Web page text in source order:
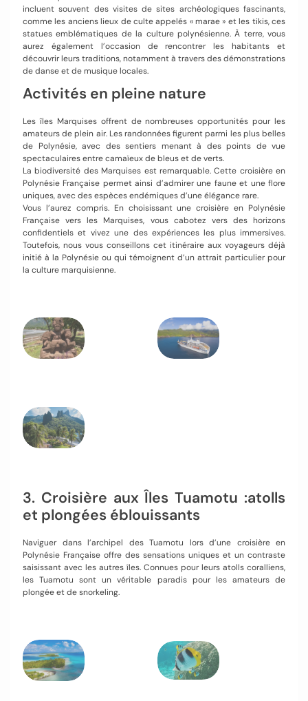
incluent souvent des visites de sites archéologiques fascinants,
comme les anciens lieux de culte appelés « marae » et les tikis, ces
statues emblématiques de la culture polynésienne. À terre, vous
aurez également l’occasion de rencontrer les habitants et
découvrir leurs traditions, notamment à travers des démonstrations
de danse et de musique locales.
Activités en pleine nature
Les îles Marquises offrent de nombreuses opportunités pour les
amateurs de plein air. Les randonnées figurent parmi les plus belles
de Polynésie, avec des sentiers menant à des points de vue
spectaculaires entre camaïeux de bleus et de verts.
La biodiversité des Marquises est remarquable. Cette croisière en
Polynésie Française permet ainsi d’admirer une faune et une flore
uniques, avec des espèces endémiques d’une élégance rare.
Vous l’aurez compris. En choisissant une croisière en Polynésie
Française vers les Marquises, vous cabotez vers des horizons
confidentiels et vivez une des expériences les plus immersives.
Toutefois, nous vous conseillons cet itinéraire aux voyageurs déjà
initié à la Polynésie ou qui témoignent d’un attrait particulier pour
la culture marquisienne.
3. Croisière aux Îles Tuamotu :atolls
et plongées éblouissants
Naviguer dans l’archipel des Tuamotu lors d’une croisière en
Polynésie Française offre des sensations uniques et un contraste
saisissant avec les autres îles. Connues pour leurs atolls coralliens,
les Tuamotu sont un véritable paradis pour les amateurs de
plongée et de snorkeling.